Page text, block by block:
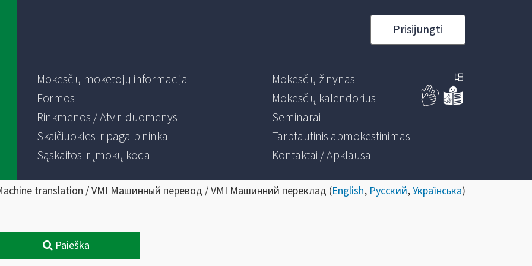
Prisijungti
Mokesčių mokėtojų informacija
Formos
Rinkmenos / Atviri duomenys
Skaičiuoklės ir pagalbininkai
Sąskaitos ir įmokų kodai
Mokesčių žinynas
Mokesčių kalendorius
Seminarai
Tarptautinis apmokestinimas
Kontaktai / Apklausa
translation / VMI Машинный перевод / VMI Машинний переклад (English, Русский,Українська)
Paieška